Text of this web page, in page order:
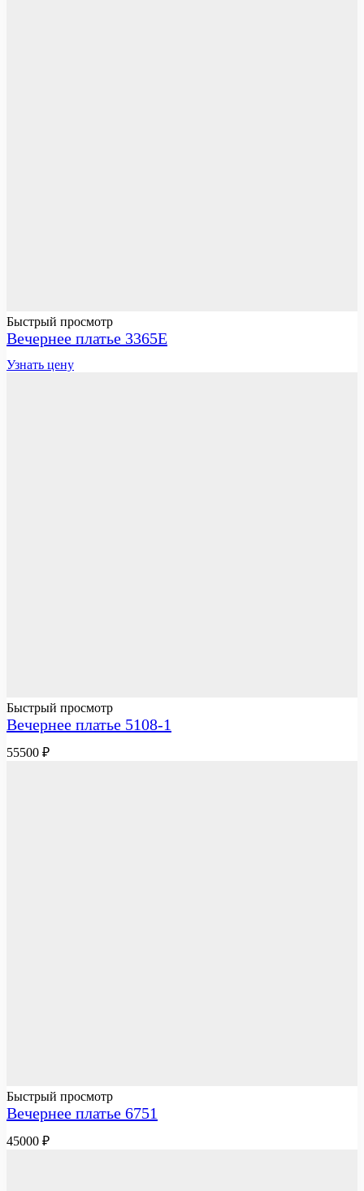
Быстрый просмотр
Вечернее платье 3365E
Узнать цену
Быстрый просмотр
Вечернее платье 5108-1
55500 ₽
Быстрый просмотр
Вечернее платье 6751
45000 ₽